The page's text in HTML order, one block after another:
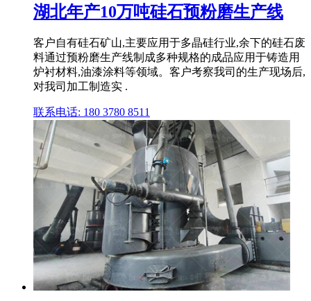
湖北年产10万吨硅石预粉磨生产线
客户自有硅石矿山,主要应用于多晶硅行业,余下的硅石废
料通过预粉磨生产线制成多种规格的成品应用于铸造用
炉衬材料,油漆涂料等领域。客户考察我司的生产现场后,
对我司加工制造实 .
联系电话: 180 3780 8511